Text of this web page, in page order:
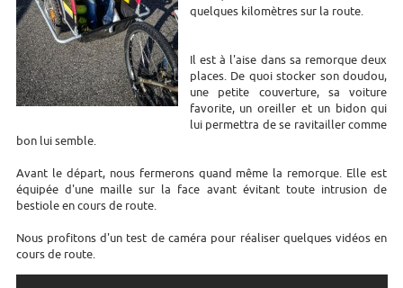
quelques kilomètres sur la route.
Il est à l'aise dans sa remorque deux
places. De quoi stocker son doudou,
une petite couverture, sa voiture
favorite, un oreiller et un bidon qui
lui permettra de se ravitailler comme
bon lui semble.
Avant le départ, nous fermerons quand même la remorque. Elle est
équipée d'une maille sur la face avant évitant toute intrusion de
bestiole en cours de route.
Nous profitons d'un test de caméra pour réaliser quelques vidéos en
cours de route.